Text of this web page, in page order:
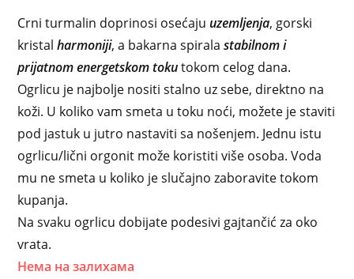
Crni turmalin doprinosi osećaju uzemljenja, gorski
kristalharmoniji, a bakarna spiralastabilnom i
prijatnom energetskom tokutokom celog dana.
Ogrlicu je najbolje nositi stalno uz sebe, direktno na
koži. U koliko vam smeta u toku noći, možete je staviti
pod jastuk u jutro nastaviti sa nošenjem. Jednu istu
ogrlicu/lični orgonit može koristiti više osoba. Voda
mu ne smeta u koliko je slučajno zaboravite tokom
kupanja.
Na svaku ogrlicu dobijate podesivi gajtančić za oko
vrata.
Нема на залихама